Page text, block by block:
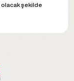
olacak şekilde